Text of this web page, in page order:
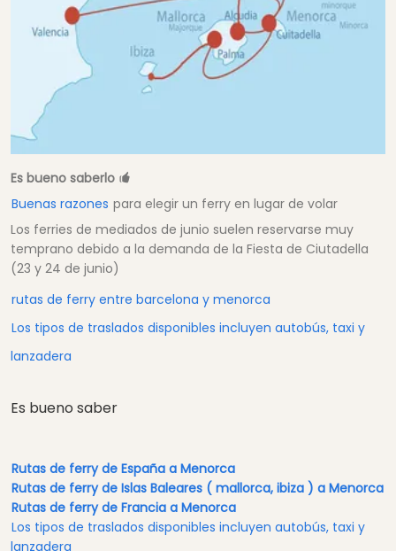
Es bueno saberlo
Buenas razones para elegir un ferry en lugar de volar
Los ferries de mediados de junio suelen reservarse muy
temprano debido a la demanda de la Fiesta de Ciutadella
(23 y 24 de junio)
rutas de ferry entre barcelona y menorca
Los tipos de traslados disponibles incluyen autobús, taxi y
lanzadera
Es bueno saber
Rutas de ferry de España a Menorca
Rutas de ferry de Islas Baleares ( mallorca, ibiza ) a Menorca
Rutas de ferry de Francia a Menorca
Los tipos de traslados disponibles incluyen autobús, taxi y
lanzadera